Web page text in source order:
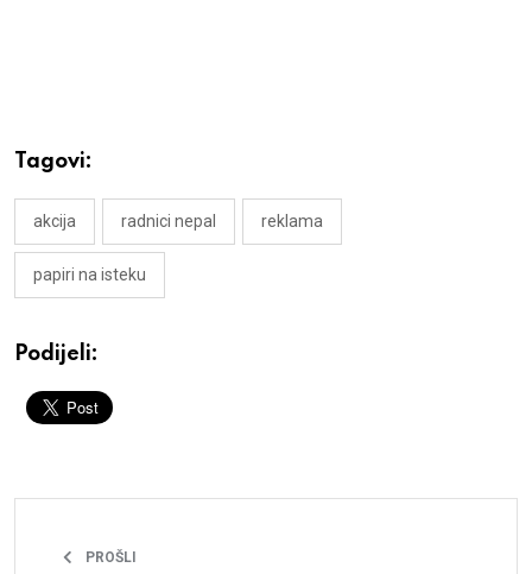
Tagovi:
akcija radnici nepal reklama
papiri na isteku
Podijeli:
PROŠLI